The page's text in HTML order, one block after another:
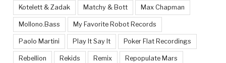
Kotelett & Zadak Matchy & Bott Max Chapman
Mollono.Bass My Favorite Robot Records
Paolo Martini Play It Say It Poker Flat Recordings
Rebellion Rekids Remix Repopulate Mars